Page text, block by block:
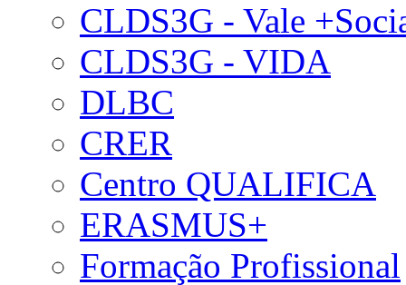
CLDS3G - Vale
CLDS3G - VIDA
DLBC
CRER
Centro QUALIFICA
ERASMUS+
Formação Profissional